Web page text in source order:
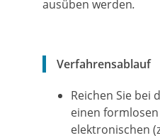
ausüben werden.
Verfahrensablauf
Reichen Sie bei
einen
elektronischen